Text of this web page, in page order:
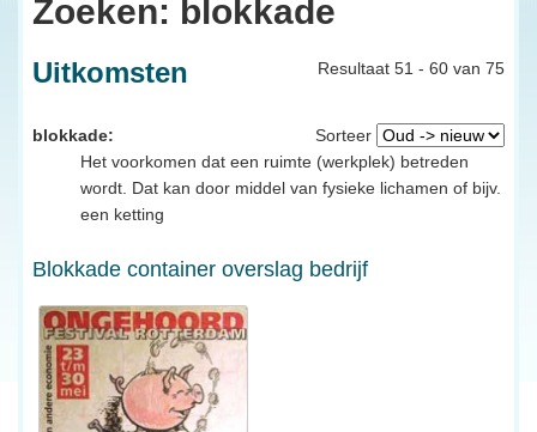
Zoeken: blokkade
Resultaat 51 - 60 van 75
Uitkomsten
Sorteer
blokkade:
Het voorkomen dat een ruimte (werkplek) betreden
wordt. Dat kan door middel van fysieke lichamen of bijv.
een ketting
Blokkade container overslag bedrijf